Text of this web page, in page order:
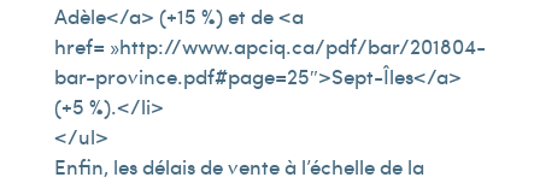
Adèle</a> (+15 %) et de <a
href= »http://www.apciq.ca/pdf/bar/201804-
bar-province.pdf#page=25″>Sept-Îles</a>
(+5 %).</li>
</ul>
Enfin, les délais de vente à l’échelle de la